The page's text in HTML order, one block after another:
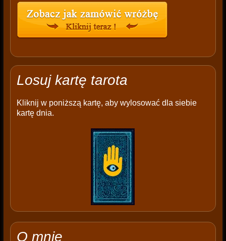
Losuj kartę tarota
Kliknij w poniższą kartę, aby wylosować dla siebie
kartę dnia.
O mnie